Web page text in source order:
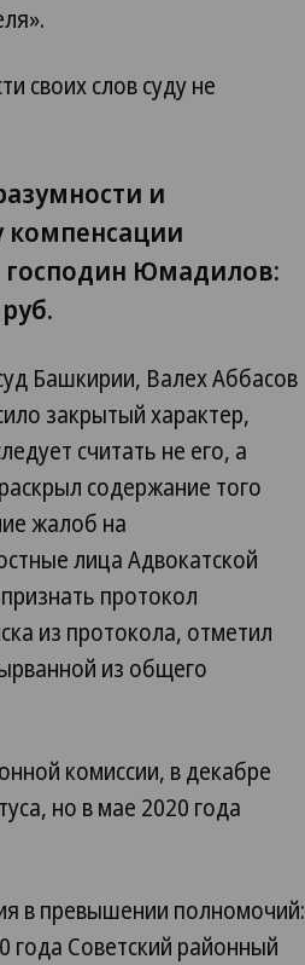
своих слов суду не
и
компенсации
господин Юмадилов:
Башкирии, Валех Аббасов
закрытый характер,
считать не его, а
содержание того
жалоб на
лица Адвокатской
протокол
из протокола, отметил
из общего
комиссии, в декабре
но в мае 2020 года
в превышении полномочий:
года Советский районный